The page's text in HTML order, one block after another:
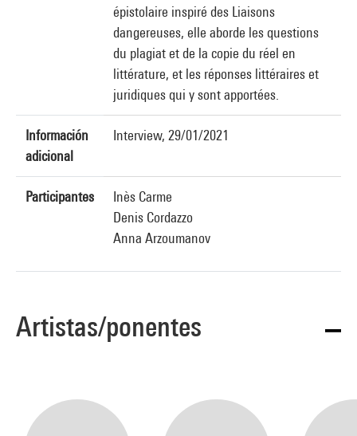
épistolaire inspiré des Liaisons
dangereuses, elle aborde les questions
du plagiat et de la copie du réel en
littérature, et les réponses littéraires et
juridiques qui y sont apportées.
Información
adicional
Interview, 29/01/2021
Participantes
Inès Carme
Denis Cordazzo
Anna Arzoumanov
Artistas/ponentes